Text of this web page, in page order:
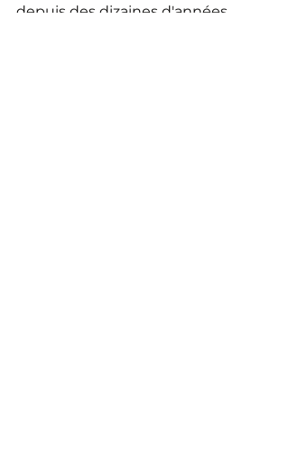
depuis des dizaines d'années.